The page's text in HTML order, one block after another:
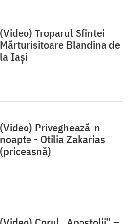
(Video) Troparul Sfintei
Mărturisitoare Blandina de
la Iași
(Video) Priveghează-n
noapte - Otilia Zakarias
(priceasnă)